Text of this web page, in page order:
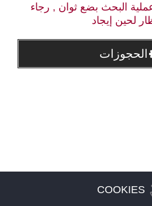
البحث بضع ثوان , رجاء
لحين إيجاد
الحجوزات
COOKIES